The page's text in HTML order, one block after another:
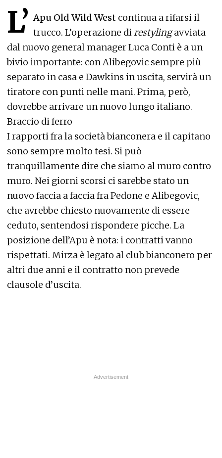
L’ Apu Old Wild West continua a rifarsi il
trucco. L’operazione direstylingavviata
dal nuovo general manager Luca Conti è a un
bivio importante: con Alibegovic sempre più
separato in casa e Dawkins in uscita, servirà un
tiratore con punti nelle mani. Prima, però,
dovrebbe arrivare un nuovo lungo italiano.
Braccio di ferro
I rapporti fra la società bianconera e il capitano
sono sempre molto tesi. Si può
tranquillamente dire che siamo al muro contro
muro. Nei giorni scorsi ci sarebbe stato un
nuovo faccia a faccia fra Pedone e Alibegovic,
che avrebbe chiesto nuovamente di essere
ceduto, sentendosi rispondere picche. La
posizione dell’Apu è nota: i contratti vanno
rispettati. Mirza è legato al club bianconero per
altri due anni e il contratto non prevede
clausole d’uscita.